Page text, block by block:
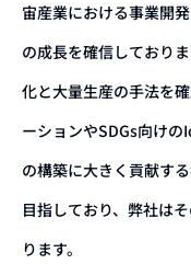
宙産業における事業開
の成長を確信しており
化と大量生産の手法を
ーションやSDGs向け
の構築に大きく貢献す
目指しており、弊社は
ります。